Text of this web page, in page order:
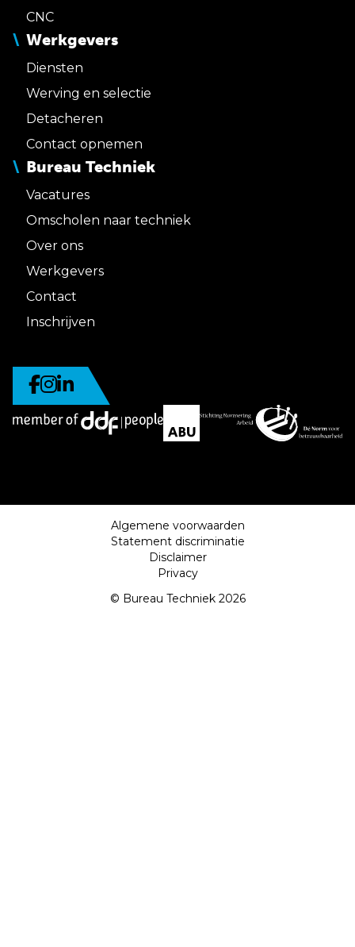
CNC
Werkgevers
Diensten
Werving en selectie
Detacheren
Contact opnemen
Bureau Techniek
Vacatures
Omscholen naar techniek
Over ons
Werkgevers
Contact
Inschrijven
Algemene voorwaarden
Statement discriminatie
Disclaimer
Privacy
© Bureau Techniek 2026